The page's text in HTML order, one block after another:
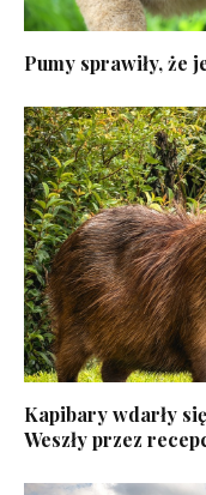
Pumy sprawiły, że
Kapibary wdarły
Weszły przez